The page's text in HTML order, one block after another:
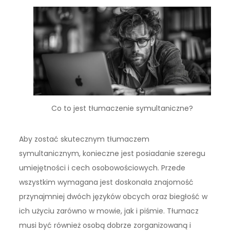
Co to jest tłumaczenie symultaniczne?
Aby zostać skutecznym tłumaczem
symultanicznym, konieczne jest posiadanie szeregu
umiejętności i cech osobowościowych. Przede
wszystkim wymagana jest doskonała znajomość
przynajmniej dwóch języków obcych oraz biegłość w
ich użyciu zarówno w mowie, jak i piśmie. Tłumacz
musi być również osobą dobrze zorganizowaną i